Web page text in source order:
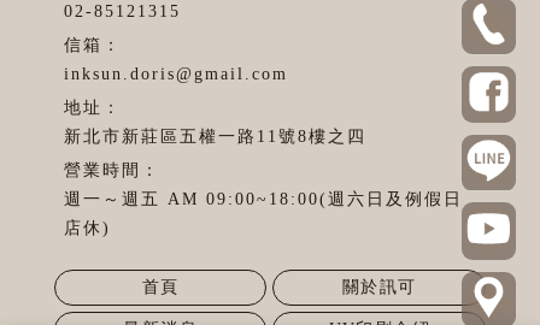
02-85121315
inksun.doris@gmail.com
新北市新莊區五權一路11號8樓之四
週一～週五 AM 09:00~18:00(週六日及例假日
店休)
首頁 關於訊可